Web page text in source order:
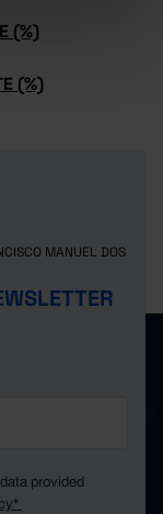
(%)
(%)
MANUEL DOS
provided